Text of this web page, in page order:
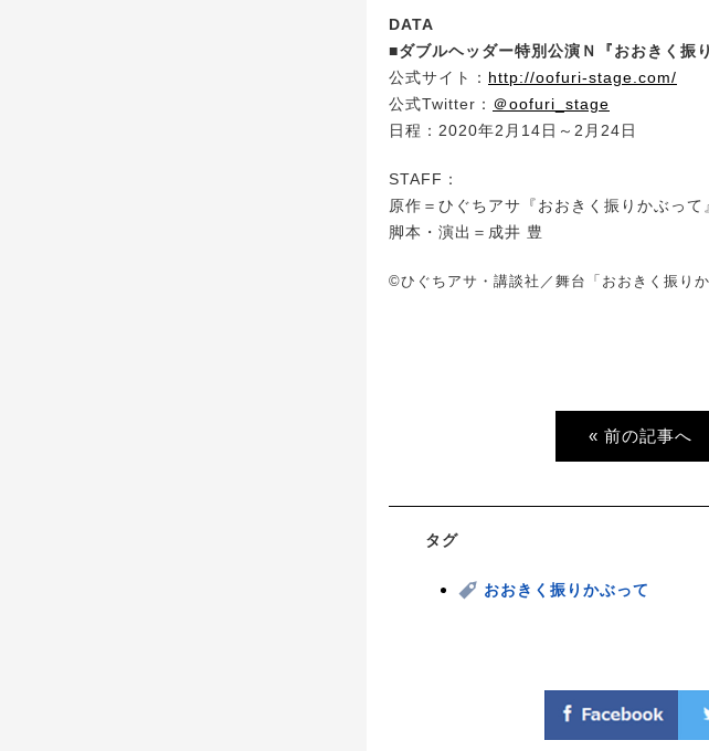
DATA
■ダブルヘッダー特別公演Ｎ『おおきく振
公式サイト： http://oofuri-stage.com/
公式Twitter： ＠oofuri_stage
日程：2020年2月14日～2月24日
STAFF：
原作＝ひぐちアサ『おおきく振りかぶっ
脚本・演出＝成井 豊
©ひぐちアサ・講談社／舞台「おおきく振り
« 前の記事へ
タグ
おおきく振りかぶって